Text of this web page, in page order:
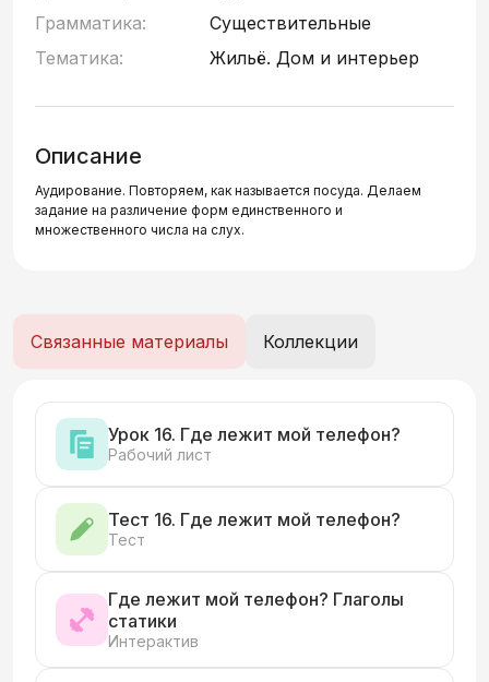
Грамматика:
Существительные
Тематика:
Жильё. Дом и интерьер
Описание
Аудирование. Повторяем, как называется посуда. Делаем
задание на различение форм единственного и
множественного числа на слух.
Связанные материалы Коллекции
Урок 16. Где лежит мой телефон?
Рабочий лист
Тест 16. Где лежит мой телефон?
Тест
Где лежит мой телефон? Глаголы
статики
Интерактив